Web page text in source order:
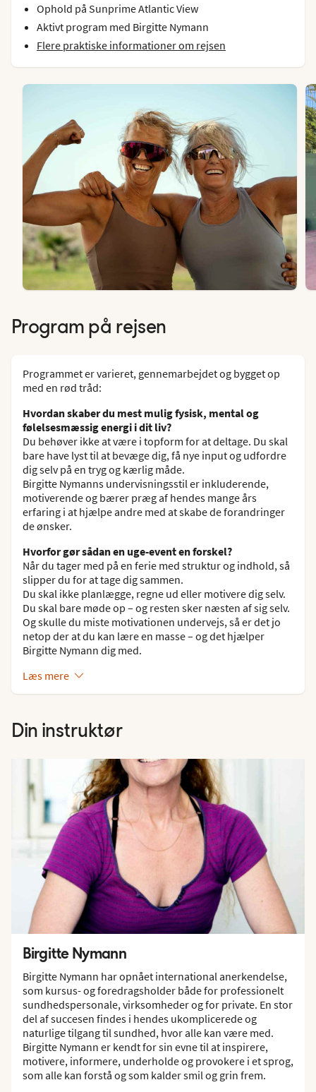
Ophold på Sunprime Atlantic View
Aktivt program med Birgitte Nymann
Flere praktiske informationer om rejsen
Program på rejsen
Programmet er varieret, gennemarbejdet og bygget op
med en rød tråd:
Hvordan skaber du mest mulig fysisk, mental og
følelsesmæssig energi i dit liv?
Du behøver ikke at være i topform for at deltage. Du skal
bare have lyst til at bevæge dig, få nye input og udfordre
dig selv på en tryg og kærlig måde.
Birgitte Nymanns undervisningsstil er inkluderende,
motiverende og bærer præg af hendes mange års
erfaring i at hjælpe andre med at skabe de forandringer
de ønsker.
Hvorfor gør sådan en uge-event en forskel?
Når du tager med på en ferie med struktur og indhold, så
slipper du for at tage dig sammen.
Du skal ikke planlægge, regne ud eller motivere dig selv.
Du skal bare møde op – og resten sker næsten af sig selv.
Og skulle du miste motivationen undervejs, så er det jo
netop der at du kan lære en masse – og det hjælper
Birgitte Nymann dig med.
Læs mere
Din instruktør
Birgitte Nymann
Birgitte Nymann har opnået international anerkendelse,
som kursus- og foredragsholder både for professionelt
sundhedspersonale, virksomheder og for private. En stor
del af succesen findes i hendes ukomplicerede og
naturlige tilgang til sundhed, hvor alle kan være med.
Birgitte Nymann er kendt for sin evne til at inspirere,
motivere, informere, underholde og provokere i et sprog,
som alle kan forstå og som kalder smil og grin frem.